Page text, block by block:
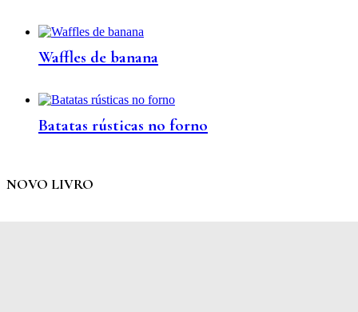
Waffles de banana
Batatas rústicas no forno
NOVO LIVRO